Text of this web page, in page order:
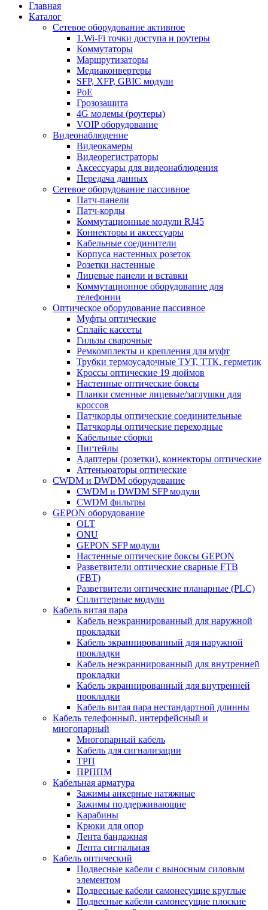
Главная
Каталог
Сетевое оборудование активное
1.Wi-Fi точки доступа и роутеры
Коммутаторы
Маршрутизаторы
Медиаконвертеры
SFP, XFP, GBIC модули
PoE
Грозозащита
4G модемы (роутеры)
VOIP оборудование
Видеонаблюдение
Видеокамеры
Видеорегистраторы
Аксессуары для видеонаблюдения
Передача данных
Сетевое оборудование пассивное
Патч-панели
Патч-корды
Коммутационные модули RJ45
Коннекторы и аксессуары
Кабельные соединители
Корпуса настенных розеток
Розетки настенные
Лицевые панели и вставки
Коммутационное оборудование для
телефонии
Оптическое оборудование пассивное
Муфты оптические
Сплайс кассеты
Гильзы сварочные
Ремкомплекты и крепления для муфт
Трубки термоусадочные ТУТ, ТТК, герметик
Кроссы оптические 19 дюймов
Настенные оптические боксы
Планки сменные лицевые/заглушки для
кроссов
Патчкорды оптические соединительные
Патчкорды оптические переходные
Кабельные сборки
Пигтейлы
Адаптеры (розетки), коннекторы оптические
Аттеньюаторы оптические
CWDM и DWDM оборудование
CWDM и DWDM SFP модули
CWDM фильтры
GEPON оборудование
OLT
ONU
GEPON SFP модули
Настенные оптические боксы GEPON
Разветвители оптические сварные FTB
(FBT)
Разветвители оптические планарные (PLC)
Сплиттерные модули
Кабель витая пара
Кабель неэкраннированный для наружной
прокладки
Кабель экраннированный для наружной
прокладки
Кабель неэкраннированный для внутренней
прокладки
Кабель экраннированный для внутренней
прокладки
Кабель витая пара нестандартной длинны
Кабель телефонный, интерфейсный и
многопарный
Многопарный кабель
Кабель для сигнализации
ТРП
ПРППМ
Кабельная арматура
Зажимы анкерные натяжные
Зажимы поддерживающие
Карабины
Крюки для опор
Лента бандажная
Лента сигнальная
Кабель оптический
Подвесные кабели с выносным силовым
элементом
Подвесные кабели самонесущие круглые
Подвесные кабели самонесущие плоские